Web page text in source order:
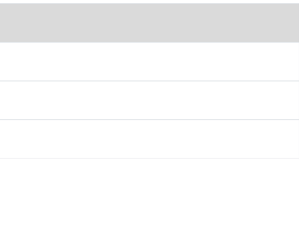
評估用戶身體能量水平，幫助計算出個人運動
供睡眠分數，搭載的多頻 GPS 系統，擁有
化電池效能。
援 PACEPRO 配速助手、訓練完備程度、每
更好了解自己的運動表現；對應不同的運
雪地圖、高爾夫球道圖，並搭載了